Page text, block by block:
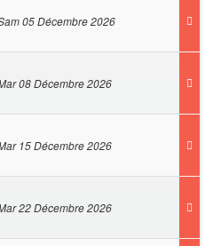
05 Décembre 2026
08 Décembre 2026
15 Décembre 2026
22 Décembre 2026